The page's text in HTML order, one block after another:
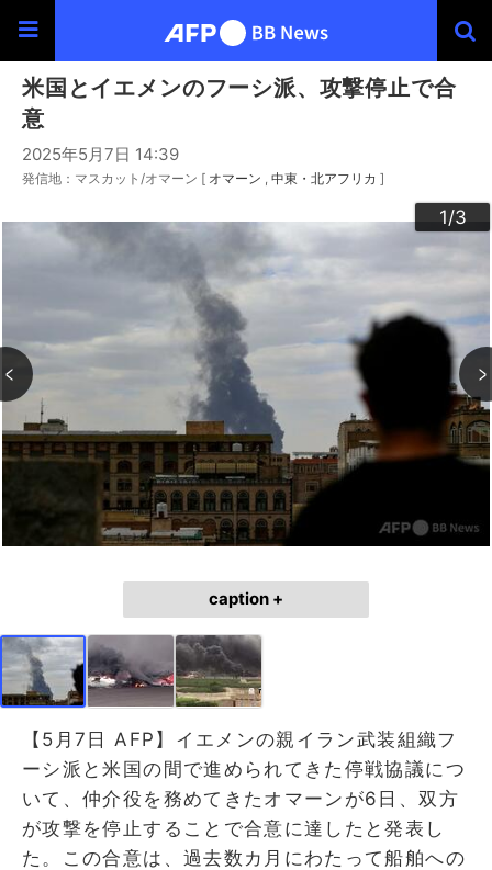
米国とイエメンのフーシ派、攻撃停止で合
意
2025年5月7日 14:39
発信地：マスカット/オマーン [ オマーン 中東・北アフリカ ]
1/3
2/3
3/3
caption +
【5月7日 AFP】イエメンの親イラン武装組織フ
ーシ派と米国の間で進められてきた停戦協議につ
いて、仲介役を務めてきたオマーンが6日、双方
が攻撃を停止することで合意に達したと発表し
た。この合意は、過去数カ月にわたって船舶への